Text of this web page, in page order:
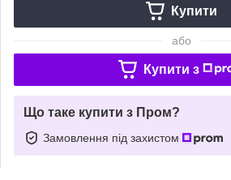
Купити
або
Купити з
Що таке купити з Пром?
Замовлення під захистом